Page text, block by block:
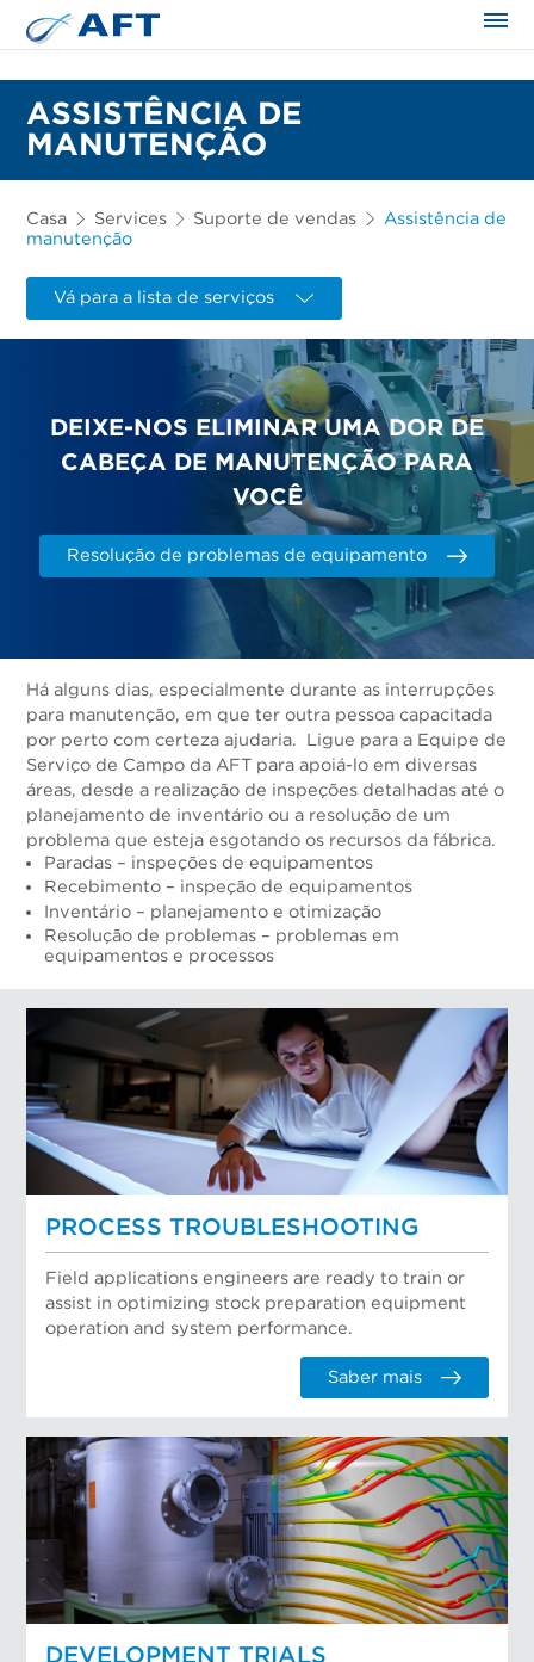
ASSISTÊNCIA DE
MANUTENÇÃO
Casa Services Suporte de vendas
Assistência de
manutenção
Vá para a lista de serviços
DEIXE-NOS ELIMINAR UMA DOR DE
CABEÇA DE MANUTENÇÃO PARA
VOCÊ
Resolução de problemas de equipamento
Há alguns dias, especialmente durante as interrupções
para manutenção, em que ter outra pessoa capacitada
por perto com certeza ajudaria. Ligue para a Equipe de
Serviço de Campo da AFT para apoiá-lo em diversas
áreas, desde a realização de inspeções detalhadas até o
planejamento de inventário ou a resolução de um
problema que esteja esgotando os recursos da fábrica.
Paradas – inspeções de equipamentos
Recebimento – inspeção de equipamentos
Inventário – planejamento e otimização
Resolução de problemas – problemas em
equipamentos e processos
PROCESS TROUBLESHOOTING
Field applications engineers are ready to train or
assist in optimizing stock preparation equipment
operation and system performance.
Saber mais
DEVELOPMENT TRIALS